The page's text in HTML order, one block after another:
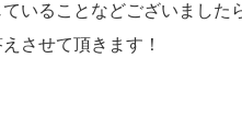
いることなどございました
させて頂きます！